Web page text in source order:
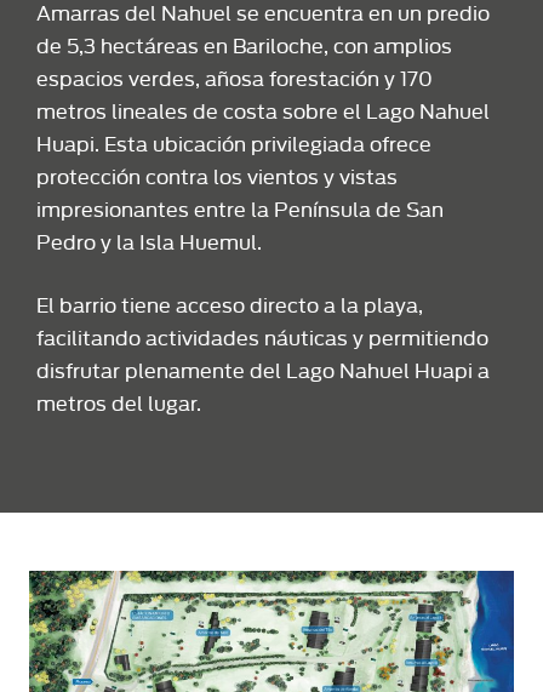
Amarras del Nahuel se encuentra en un predio
de 5,3 hectáreas en Bariloche, con amplios
espacios verdes, añosa forestación y 170
metros lineales de costa sobre el Lago Nahuel
Huapi. Esta ubicación privilegiada ofrece
protección contra los vientos y vistas
impresionantes entre la Península de San
Pedro y la Isla Huemul.
El barrio tiene acceso directo a la playa,
facilitando actividades náuticas y permitiendo
disfrutar plenamente del Lago Nahuel Huapi a
metros del lugar.